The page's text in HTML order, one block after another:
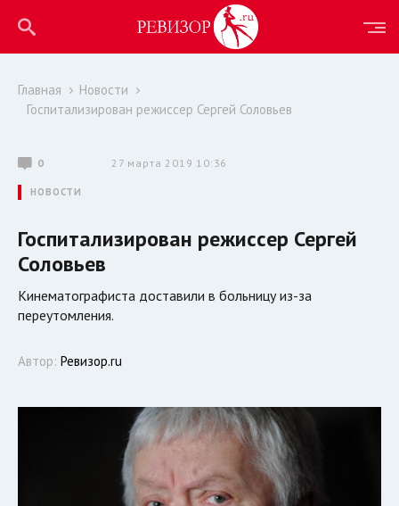
Главная
Новости
Госпитализирован режиссер Сергей Соловьев
0 27 марта 2019 10:36
НОВОСТИ
Госпитализирован режиссер Сергей
Соловьев
Кинематографиста доставили в больницу из-за
переутомления.
Автор: Ревизор.ru